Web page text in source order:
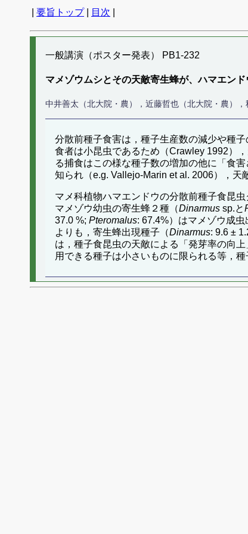
要旨トップ| 目次
一般講演（ポスター発表） PB1-232
マメゾウムシとその天敵寄生蜂が、ハマエン
中井善太（北大院・農），近藤哲也（北大院・農），
分散前種子食害は，種子生産数の減少や種
食者は小昆虫であるため（Crawley 1992）
る捕食はこの様な種子数の増加の他に「食
知られ（e.g. Vallejo-Marin et al. 2006），天
マメ科植物ハマエンドウの分散前種子食昆
マメゾウ幼虫の寄生蜂２種（Dinarmus sp.と
37.0 %; Pteromalus: 67.4%）はマメゾウ成
よりも，寄生蜂出現種子（Dinarmus: 9.6 ±
は，種子食昆虫の天敵による「発芽率の向
用できる種子は小さいものに限られる等，